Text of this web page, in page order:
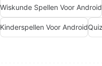
Wiskunde Spellen Voor Android
Kinderspellen Voor Android